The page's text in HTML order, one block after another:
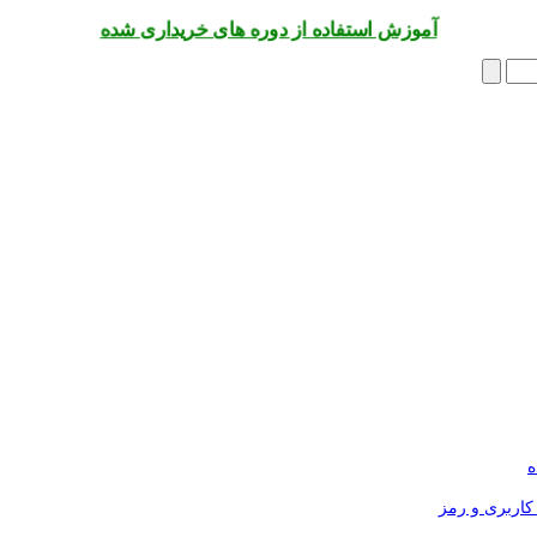
آموزش استفاده از دوره های خریداری شده
و رمز